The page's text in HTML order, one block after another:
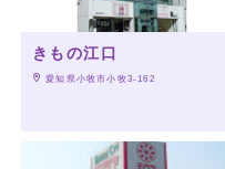
きもの江口
愛知県小牧市小牧3-162